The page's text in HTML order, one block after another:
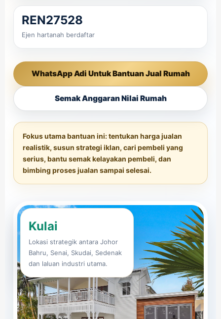
REN27528
Ejen hartanah berdaftar
WhatsApp Adi Untuk Bantuan Jual Rumah
Semak Anggaran Nilai Rumah
Fokus utama bantuan ini: tentukan harga jualan
realistik, susun strategi iklan, cari pembeli yang
serius, bantu semak kelayakan pembeli, dan
bimbing proses jualan sampai selesai.
Kulai
Lokasi strategik antara Johor
Bahru, Senai, Skudai, Sedenak
dan laluan industri utama.